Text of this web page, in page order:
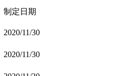
制定日期
2020/11/30
2020/11/30